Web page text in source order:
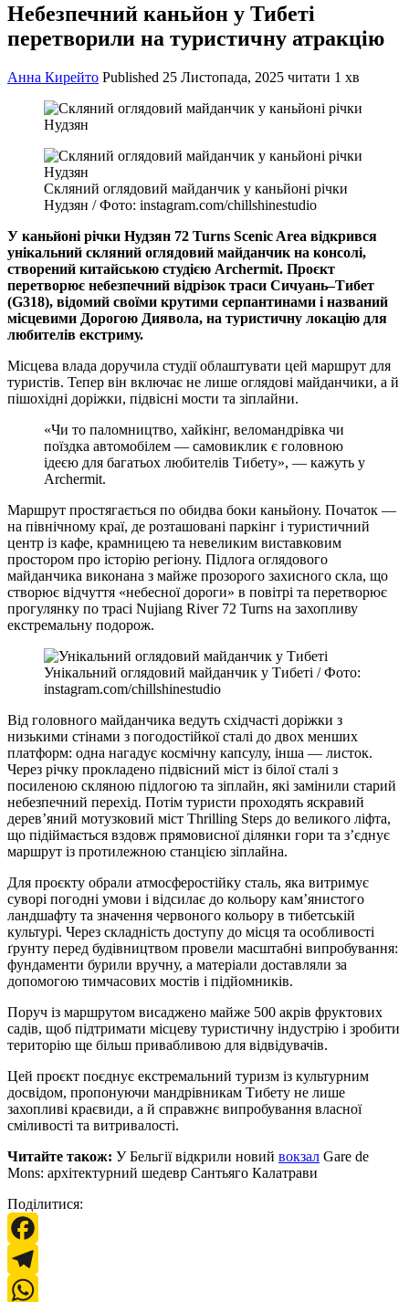
Небезпечний каньйон у Тибеті
перетворили на туристичну атракцію
Анна Кирейто Published 25 Листопада, 2025 читати 1 хв
Скляний оглядовий майданчик у каньйоні річки
Нудзян / Фото: instagram.com/chillshinestudio
У каньйоні річки Нудзян 72 Turns Scenic Area відкрився
унікальний скляний оглядовий майданчик на консолі,
створений китайською студією Archermit. Проєкт
перетворює небезпечний відрізок траси Сичуань–Тибет
(G318), відомий своїми крутими серпантинами і названий
місцевими Дорогою Диявола, на туристичну локацію для
любителів екстриму.
Місцева влада доручила студії облаштувати цей маршрут для
туристів. Тепер він включає не лише оглядові майданчики, а й
пішохідні доріжки, підвісні мости та зіплайни.
«Чи то паломництво, хайкінг, веломандрівка чи
поїздка автомобілем — самовиклик є головною
ідеєю для багатьох любителів Тибету», — кажуть у
Archermit.
Маршрут простягається по обидва боки каньйону. Початок —
на північному краї, де розташовані паркінг і туристичний
центр із кафе, крамницею та невеликим виставковим
простором про історію регіону. Підлога оглядового
майданчика виконана з майже прозорого захисного скла, що
створює відчуття «небесної дороги» в повітрі та перетворює
прогулянку по трасі Nujiang River 72 Turns на захопливу
екстремальну подорож.
Унікальний оглядовий майданчик у Тибеті / Фото:
instagram.com/chillshinestudio
Від головного майданчика ведуть східчасті доріжки з
низькими стінами з погодостійкої сталі до двох менших
платформ: одна нагадує космічну капсулу, інша — листок.
Через річку прокладено підвісний міст із білої сталі з
посиленою скляною підлогою та зіплайн, які замінили старий
небезпечний перехід. Потім туристи проходять яскравий
дерев’яний мотузковий міст Thrilling Steps до великого ліфта,
що підіймається вздовж прямовисної ділянки гори та з’єднує
маршрут із протилежною станцією зіплайна.
Для проєкту обрали атмосферостійку сталь, яка витримує
суворі погодні умови і відсилає до кольору кам’янистого
ландшафту та значення червоного кольору в тибетській
культурі. Через складність доступу до місця та особливості
ґрунту перед будівництвом провели масштабні випробування:
фундаменти бурили вручну, а матеріали доставляли за
допомогою тимчасових мостів і підйомників.
Поруч із маршрутом висаджено майже 500 акрів фруктових
садів, щоб підтримати місцеву туристичну індустрію і зробити
територію ще більш привабливою для відвідувачів.
Цей проєкт поєднує екстремальний туризм із культурним
досвідом, пропонуючи мандрівникам Тибету не лише
захопливі краєвиди, а й справжнє випробування власної
сміливості та витривалості.
Читайте також: У Бельгії відкрили новий вокзал Gare de
Mons: архітектурний шедевр Сантьяго Калатрави
Поділитися:
Facebook
Telegram